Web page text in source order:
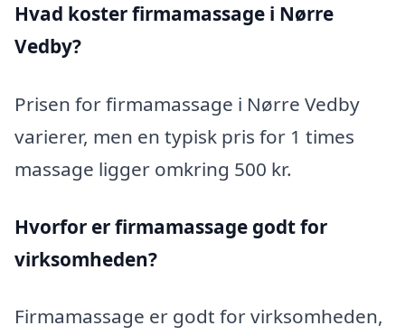
Hvad koster firmamassage i Nørre
Vedby?
Prisen for firmamassage i Nørre Vedby
varierer, men en typisk pris for 1 times
massage ligger omkring 500 kr.
Hvorfor er firmamassage godt for
virksomheden?
Firmamassage er godt for virksomheden,